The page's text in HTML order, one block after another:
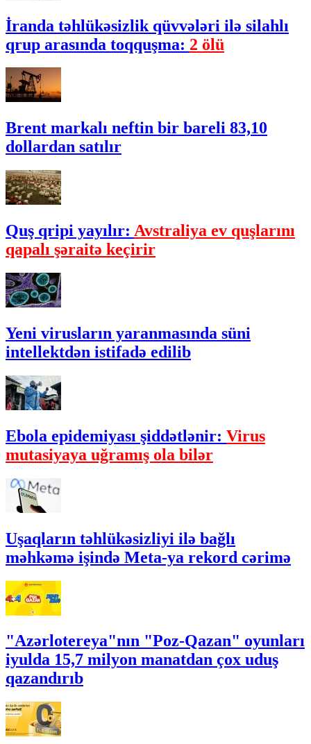
İranda təhlükəsizlik qüvvələri ilə silahlı
qrup arasında toqquşma: 2 ölü
Brent markalı neftin bir bareli 83,10
dollardan satılır
Quş qripi yayılır: Avstraliya ev quşlarını
qapalı şəraitə keçirir
Yeni virusların yaranmasında süni
intellektdən istifadə edilib
Ebola epidemiyası şiddətlənir: Virus
mutasiyaya uğramış ola bilər
Uşaqların təhlükəsizliyi ilə bağlı
məhkəmə işində Meta-ya rekord cərimə
"Azərlotereya"nın "Poz-Qazan" oyunları
iyulda 15,7 milyon manatdan çox uduş
qazandırıb